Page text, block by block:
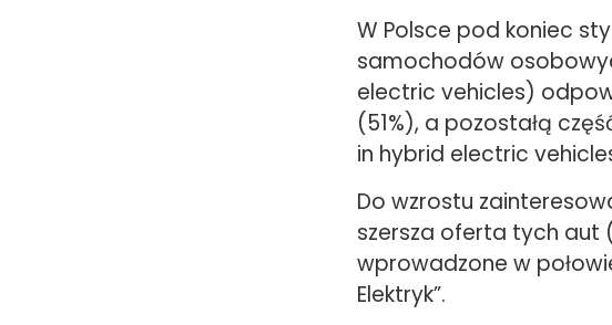
W Polsce pod koniec
samochodów
electric vehicles)
(51%), a pozostałą
in hybrid electric
Do wzrostu
szersza oferta tych aut
wprowadzone w
Elektryk”.